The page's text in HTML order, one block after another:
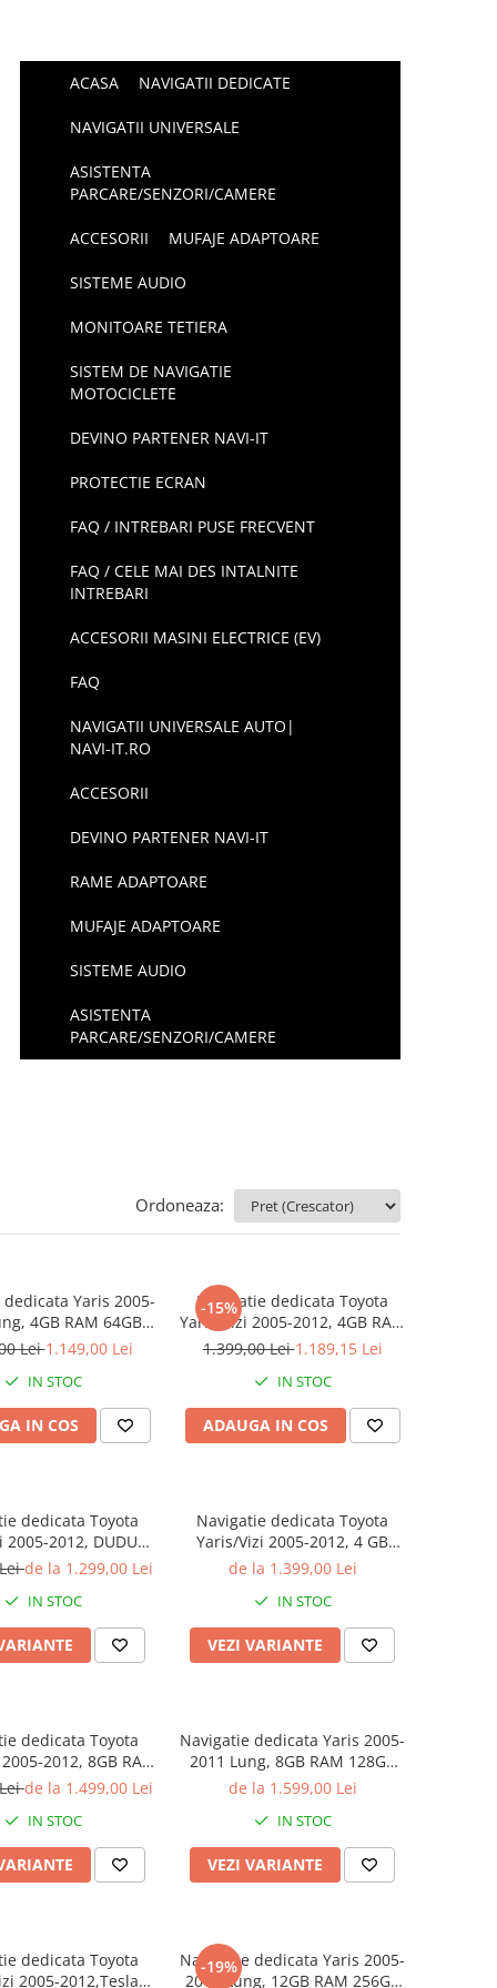
ACASA NAVIGATII DEDICATE
NAVIGATII UNIVERSALE
ASISTENTA
PARCARE/SENZORI/CAMERE
ACCESORII MUFAJE ADAPTOARE
SISTEME AUDIO
MONITOARE TETIERA
SISTEM DE NAVIGATIE
MOTOCICLETE
DEVINO PARTENER NAVI-IT
PROTECTIE ECRAN
FAQ / INTREBARI PUSE FRECVENT
FAQ / CELE MAI DES INTALNITE
INTREBARI
ACCESORII MASINI ELECTRICE (EV)
FAQ
NAVIGATII UNIVERSALE AUTO|
NAVI-IT.RO
ACCESORII
DEVINO PARTENER NAVI-IT
RAME ADAPTOARE
MUFAJE ADAPTOARE
SISTEME AUDIO
ASISTENTA
PARCARE/SENZORI/CAMERE
Ordoneaza:
Yaris 2005-
4GB RAM 64GB
Android,
Auto, SIM
Activ
Lei1.149,00 Lei
IN STOC
IN COS
-15%
Navigatie dedicata Toyota
Yaris/Vizi 2005-2012, 4GB RAM
64GB ROM, Octacore, Android
Carplay&Android Auto, SIM
4G, Ventilator Activ
1.399,00 Lei1.189,15 Lei
IN STOC
ADAUGA IN COS
dedicata Toyota
2005-2012, DUDU3,
64GB ROM,
Display QLED 9",
de la 1.299,00 Lei
IN STOC
Navigatie dedicata Toyota
Yaris/Vizi 2005-2012, 4 GB
RAM 32 ROM, Android 13,
Android Auto, Internet,
Youtube, Waze, WI-FI, USB,
Bluetooth
de la 1.399,00 Lei
IN STOC
VEZI VARIANTE
dedicata Toyota
2012, 8GB RAM
ROM, Octacore,
QLED 9", Suporta
DSP, Carplay&An
de la 1.499,00 Lei
IN STOC
Navigatie dedicata Yaris 2005-
2011 Lung, 8GB RAM 128GB
ROM, Octacore, Platforma
9", Suporta camera 360", DSP,
Carplay&AndroidAuto
de la 1.599,00 Lei
IN STOC
VEZI VARIANTE
dedicata Toyota
2005-2012,Tesla
-19%
Navigatie dedicata Yaris 2005-
2011 Lung, 12GB RAM 256GB